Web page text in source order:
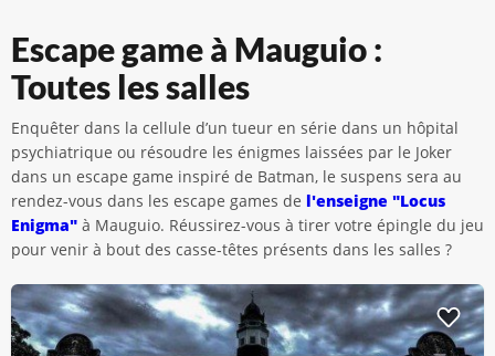
Escape game à Mauguio :
Toutes les salles
Enquêter dans la cellule d’un tueur en série dans un hôpital
psychiatrique ou résoudre les énigmes laissées par le Joker
dans un escape game inspiré de Batman, le suspens sera au
rendez-vous dans les escape games de l'enseigne "Locus
Enigma" à Mauguio. Réussirez-vous à tirer votre épingle du jeu
pour venir à bout des casse-têtes présents dans les salles ?